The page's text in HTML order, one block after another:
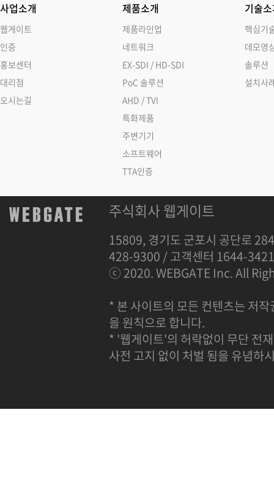
사업소개
웹게이트
인증
홍보센터
대리점
오시는길
제품소개
제품라인업
네트워크
EX-SDI / HD-SDI
PoC 솔루션
AHD / TVI
특화제품
주변기기
소프트웨어
TTA인증
기술
핵심기
데모영
솔루션
설치사
주식회사 웹게이트
15809, 경기도 군포시 공단로
428-9300 / 고객센터 1644-
ⓒ 2020. WEBGATE Inc. All
* 본 사이트의 모든 컨텐츠는 저
을 원칙으로 합니다.
* '웹게이트'의 허락없이 무단 전
사전 고지 없이 처벌 됨을 유념하